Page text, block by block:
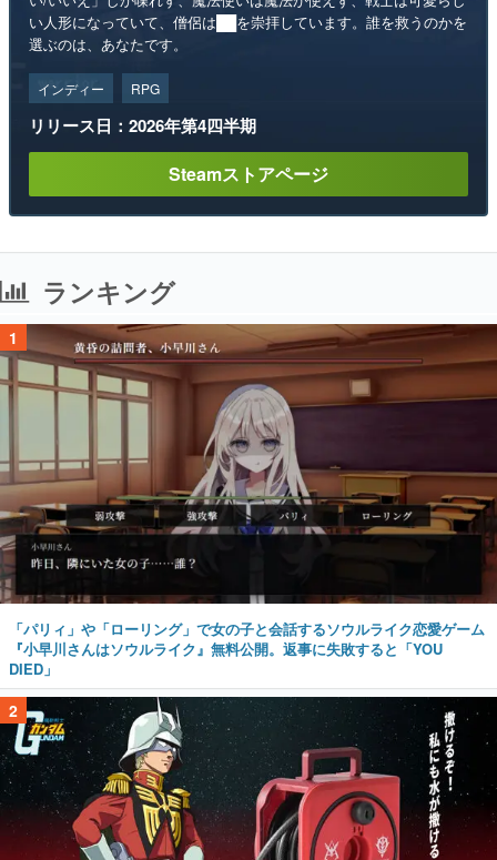
い人形になっていて、僧侶は██を崇拝しています。誰を救うのかを
選ぶのは、あなたです。
インディー RPG
リリース日：2026年第4四半期
Steamストアページ
ランキング
1
「パリィ」や「ローリング」で女の子と会話するソウルライク恋愛ゲーム
『小早川さんはソウルライク』無料公開。返事に失敗すると「YOU
DIED」
2